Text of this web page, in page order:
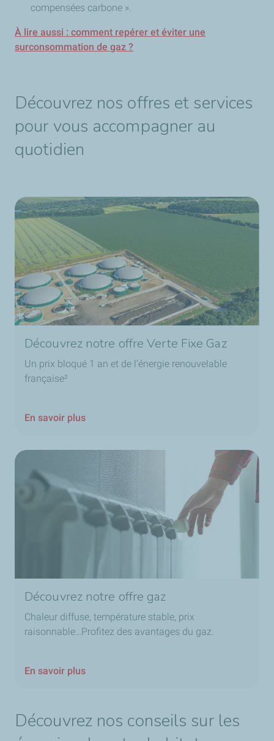
compensées carbone ».
À lire aussi : comment repérer et éviter une
surconsommation de gaz ?
Découvrez nos offres et services
pour vous accompagner au
quotidien
Découvrez notre offre Verte Fixe Gaz
Un prix bloqué 1 an et de l’énergie renouvelable
française²
En savoir plus
Découvrez notre offre gaz
Chaleur diffuse, température stable, prix
raisonnable…Profitez des avantages du gaz.
En savoir plus
Découvrez nos conseils sur les